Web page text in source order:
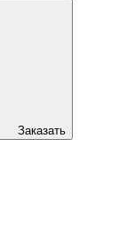
Заказать